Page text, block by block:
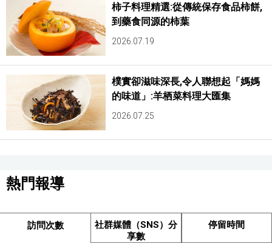
柿子料理精選:從傳統保存食品柿餅,
到藥食同源的柿葉
2026.07.19
樸實卻滋味深長,令人聯想起「媽媽
的味道」:羊栖菜料理大匯集
2026.07.25
熱門報導
訪問次數
社群媒體（SNS）分
享數
停留時間